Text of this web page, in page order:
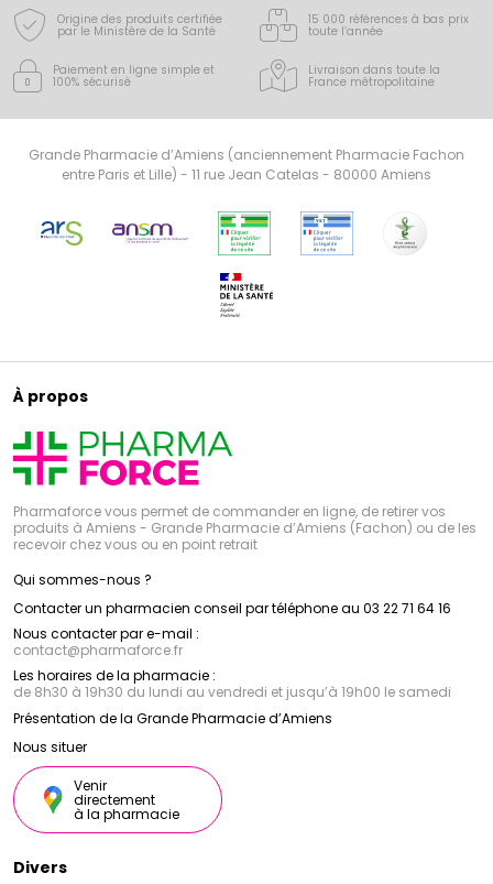
Origine des produits certifiée
par le Ministère de la Santé
15 000 références à bas prix
toute l’année
Paiement en ligne simple et
100% sécurisé
Livraison dans toute la
France métropolitaine
Grande Pharmacie d’Amiens (anciennement Pharmacie Fachon
entre Paris et Lille) - 11 rue Jean Catelas - 80000 Amiens
À propos
Pharmaforce vous permet de commander en ligne, de retirer vos
produits à Amiens - Grande Pharmacie d’Amiens (Fachon) ou de les
recevoir chez vous ou en point retrait
Qui sommes-nous ?
Contacter un pharmacien conseil par téléphone au 03 22 71 64 16
Nous contacter par e-mail :
contact@pharmaforce.fr
Les horaires de la pharmacie :
de 8h30 à 19h30 du lundi au vendredi et jusqu’à 19h00 le samedi
Présentation de la Grande Pharmacie d’Amiens
Nous situer
Venir
directement
à la pharmacie
Divers